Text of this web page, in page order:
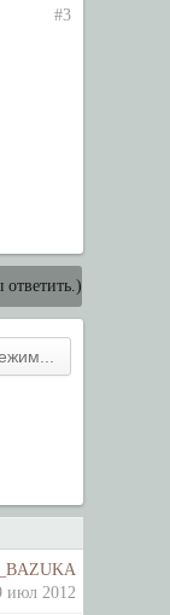
#3
июл 2012